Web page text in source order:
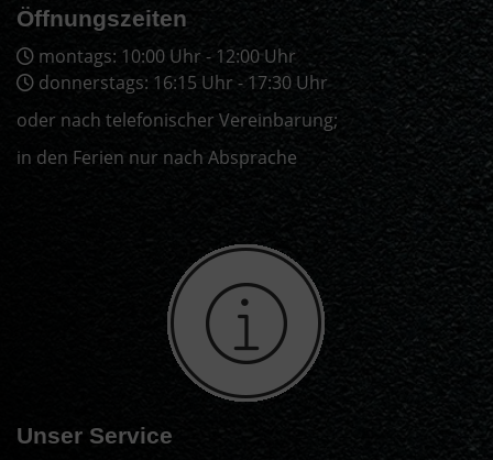
Öffnungszeiten
montags: 10:00 Uhr - 12:00 Uhr
donnerstags: 16:15 Uhr - 17:30 Uhr
oder nach telefonischer Vereinbarung;
in den Ferien nur nach Absprache
Unser Service